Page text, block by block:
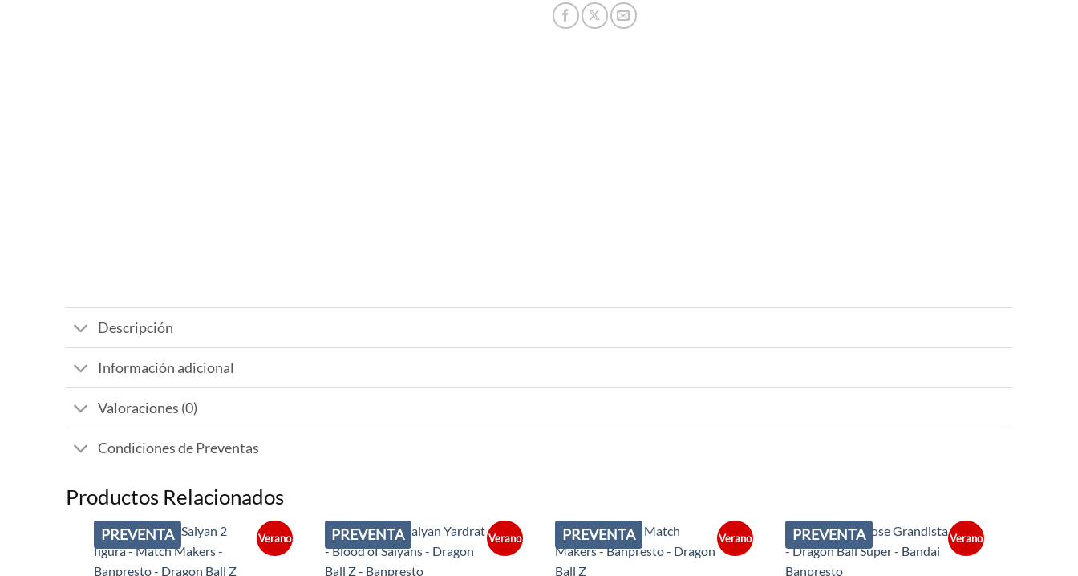
Descripción
Información adicional
Valoraciones (0)
Condiciones de Preventas
Productos Relacionados
PREVENTA Verano PREVENTA Verano PREVENTA Verano PREVENTA Verano